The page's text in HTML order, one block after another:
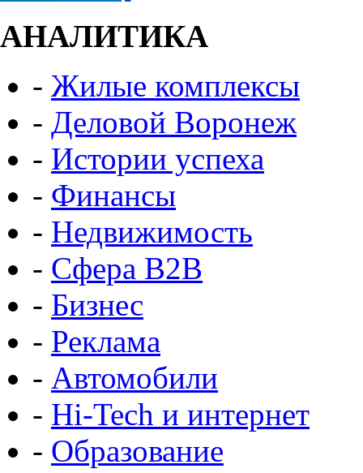
АНАЛИТИКА
- Жилые комплексы
- Деловой Воронеж
- Истории успеха
- Финансы
- Недвижимость
- Сфера B2B
- Бизнес
- Реклама
- Автомобили
- Hi-Tech и интернет
- Образование